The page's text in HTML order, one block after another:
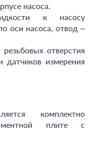
насоса.
к насосу
оси насоса, отвод –
отверстия
измерения
комплектно
плите с